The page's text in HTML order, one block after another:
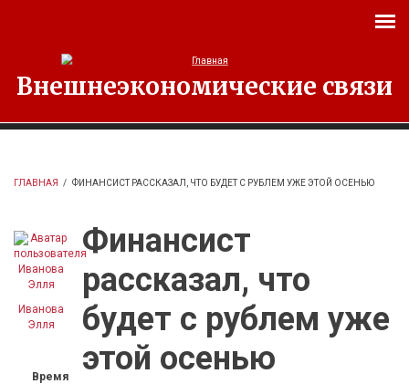
Внешнеэкономические связи
ГЛАВНАЯ / ФИНАНСИСТ РАССКАЗАЛ, ЧТО БУДЕТ С РУБЛЕМ УЖЕ ЭТОЙ ОСЕНЬЮ
Иванова
Элля
Время
Финансист
рассказал, что
будет с рублем уже
этой осенью